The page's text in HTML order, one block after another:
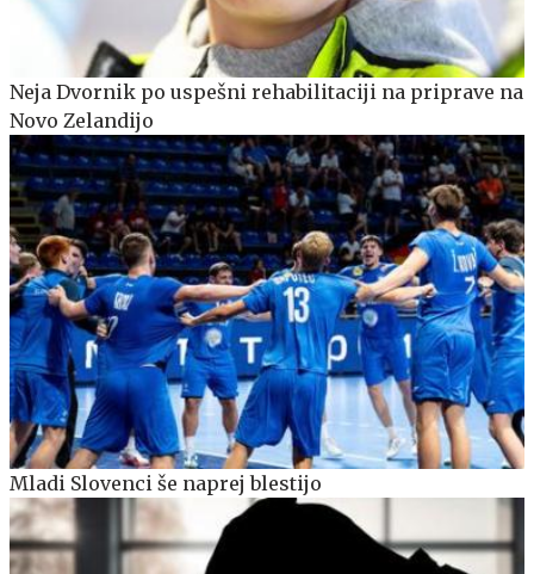
Neja Dvornik po uspešni rehabilitaciji na priprave na
Novo Zelandijo
Mladi Slovenci še naprej blestijo